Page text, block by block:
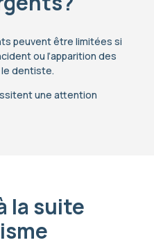
peuvent être limitées si
ou l’apparition des
dentiste.
une attention
la suite